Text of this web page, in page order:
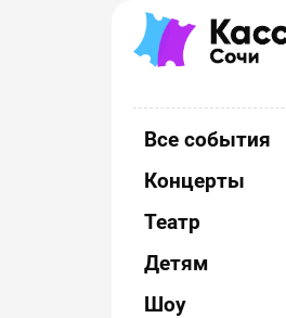
Все события
Концерты
Театр
Детям
Шоу